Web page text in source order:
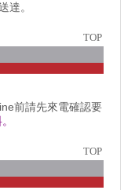
達。
TOP
前請先來電確認要
TOP